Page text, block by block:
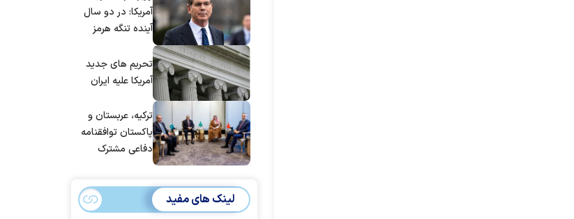
آمریکا: در دو سال
آینده تنگه هرمز
شد
تحریم های جدید
آمریکا علیه ایران
ترکیه، عربستان و
پاکستان توافقنامه
دفاعی مشترک
لینک های مفید